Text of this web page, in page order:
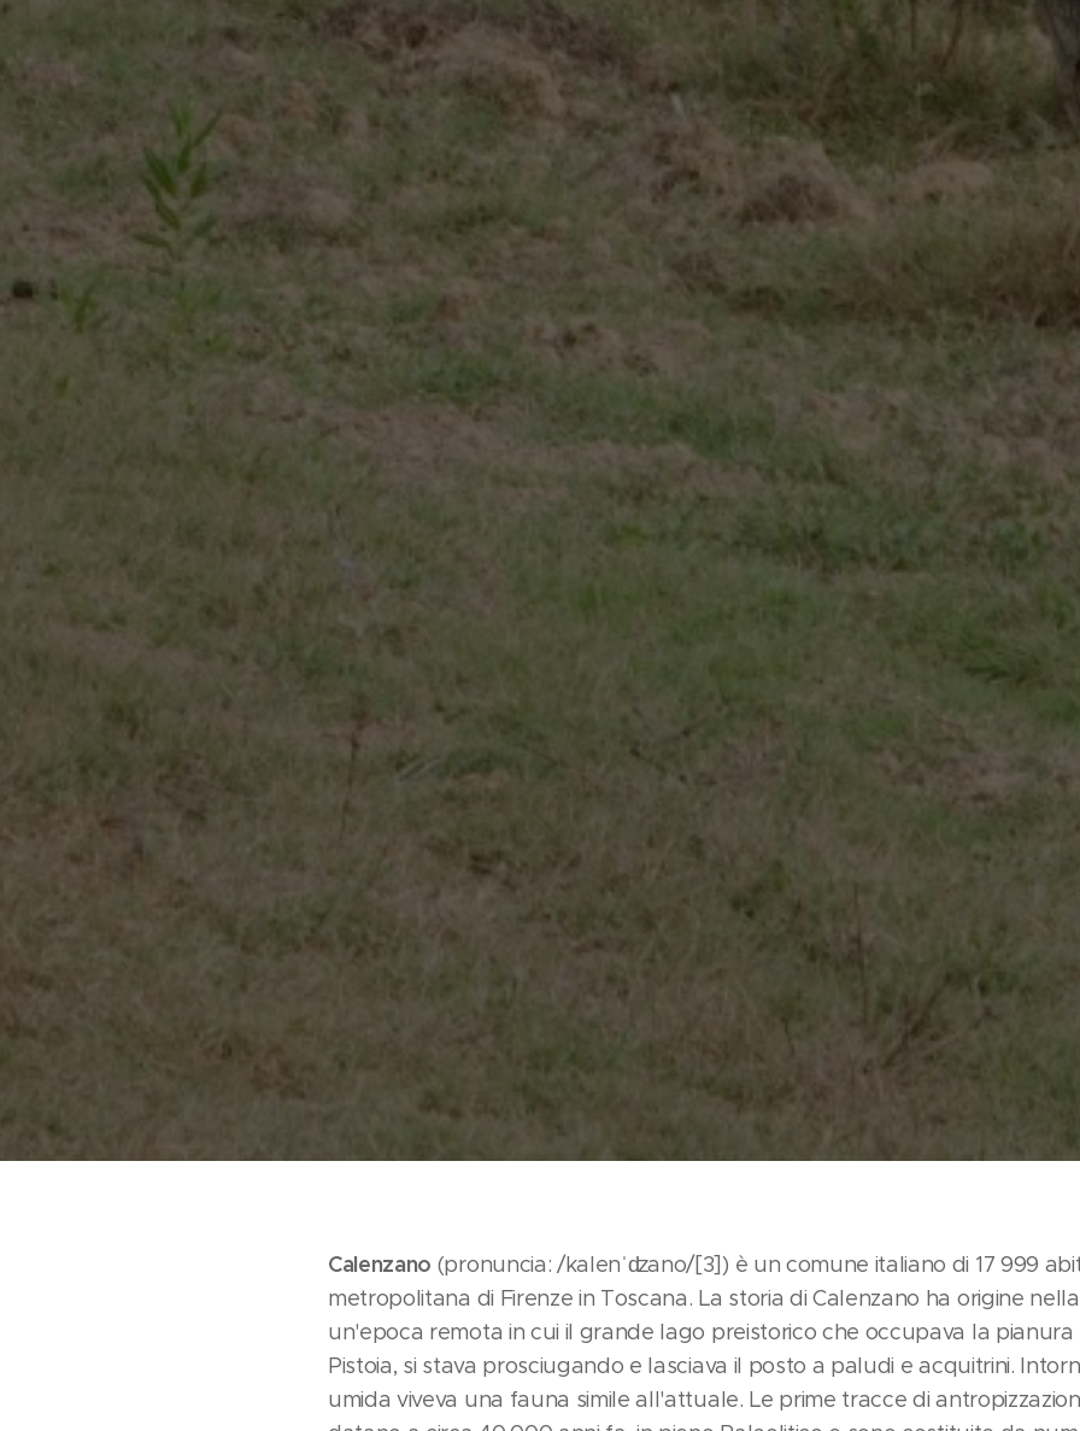
Calenzano (pronuncia: /kalenˈʣano/[3]) è un comune italiano di 17 999
metropolitana di Firenze in Toscana. La storia di Calenzano ha origine
un'epoca remota in cui il grande lago preistorico che occupava la pianura
Pistoia, si stava prosciugando e lasciava il posto a paludi e acquitrini.
umida viveva una fauna simile all'attuale. Le prime tracce di